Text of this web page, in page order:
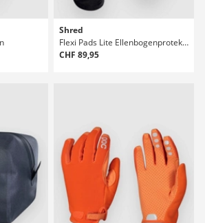
Shred
Flexi Pads Lite Ellenbogenprotektoren
CHF 89,95